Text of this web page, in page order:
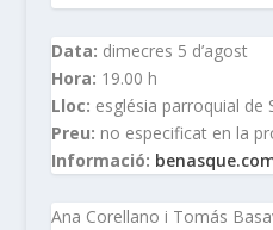
Data: dimecres 5 d’agost
Hora: 19.00 h
Lloc: església parroquial de
Preu: no especificat en la
Informació:
Ana Corellano i Tomás